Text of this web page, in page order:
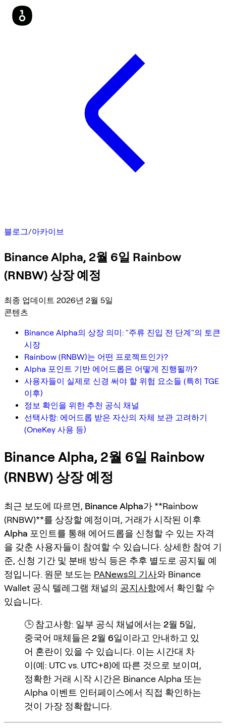
블로그/아카이브
Binance Alpha, 2월 6일 Rainbow
(RNBW) 상장 예정
최종 업데이트 2026년 2월 5일
콘텐츠
Binance Alpha의 상장 의미: "주류 진입 전 단계"의 토큰
시장
Rainbow (RNBW)는 어떤 프로젝트인가?
Alpha 포인트 기반 에어드롭은 어떻게 진행될까?
사용자들이 실제로 신경 써야 할 위험 요소들 (특히 TGE
이후)
정보 확인을 위한 추천 공식 채널
선택사항: 에어드롭 받은 자산의 자체 보관 고려하기
(OneKey 사용 등)
Binance Alpha, 2월 6일 Rainbow
(RNBW) 상장 예정
최근 보도에 따르면, Binance Alpha가 **Rainbow
(RNBW)**를 상장할 예정이며, 거래가 시작된 이후
Alpha 포인트를 통해 에어드롭을 신청할 수 있는 자격
을 갖춘 사용자들이 참여할 수 있습니다. 상세한 참여 기
준, 신청 기간 및 분배 방식 등은 추후 별도로 공지될 예
정입니다. 원문 보도는 PANews의 기사와 Binance
Wallet 공식 텔레그램 채널의 공지사항에서 확인할 수
있습니다.
🕒 참고사항: 일부 공식 채널에서는 2월 5일,
중국어 매체들은 2월 6일이라고 안내하고 있
어 혼란이 있을 수 있습니다. 이는 시간대 차
이(예: UTC vs. UTC+8)에 따른 것으로 보이며,
정확한 거래 시작 시간은 Binance Alpha 또는
Alpha 이벤트 인터페이스에서 직접 확인하는
것이 가장 정확합니다.